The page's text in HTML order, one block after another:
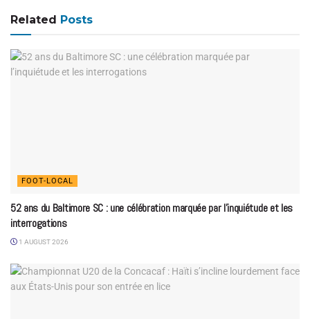
Related Posts
FOOT-LOCAL
52 ans du Baltimore SC : une célébration marquée par l’inquiétude et les
interrogations
1 AUGUST 2026